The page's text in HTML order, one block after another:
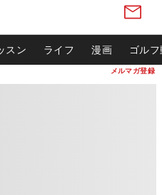
メルマガ登録
スン ライフ 漫画 ゴル